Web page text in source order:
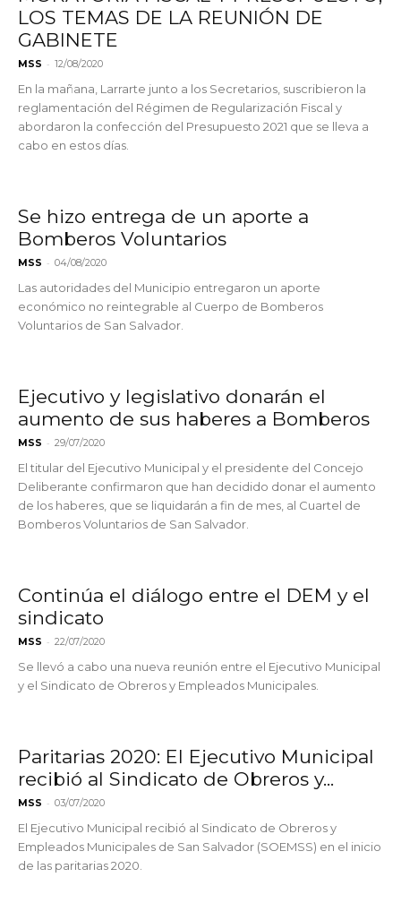
LOS TEMAS DE LA REUNIÓN DE
GABINETE
MSS - 12/08/2020
En la mañana, Larrarte junto a los Secretarios, suscribieron la
reglamentación del Régimen de Regularización Fiscal y
abordaron la confección del Presupuesto 2021 que se lleva a
cabo en estos días.
Se hizo entrega de un aporte a
Bomberos Voluntarios
MSS - 04/08/2020
Las autoridades del Municipio entregaron un aporte
económico no reintegrable al Cuerpo de Bomberos
Voluntarios de San Salvador.
Ejecutivo y legislativo donarán el
aumento de sus haberes a Bomberos
MSS - 29/07/2020
El titular del Ejecutivo Municipal y el presidente del Concejo
Deliberante confirmaron que han decidido donar el aumento
de los haberes, que se liquidarán a fin de mes, al Cuartel de
Bomberos Voluntarios de San Salvador.
Continúa el diálogo entre el DEM y el
sindicato
MSS - 22/07/2020
Se llevó a cabo una nueva reunión entre el Ejecutivo Municipal
y el Sindicato de Obreros y Empleados Municipales.
Paritarias 2020: El Ejecutivo Municipal
recibió al Sindicato de Obreros y...
MSS - 03/07/2020
El Ejecutivo Municipal recibió al Sindicato de Obreros y
Empleados Municipales de San Salvador (SOEMSS) en el inicio
de las paritarias 2020.